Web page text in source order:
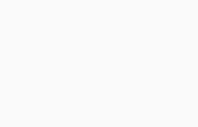
Welche
gibt es – und was